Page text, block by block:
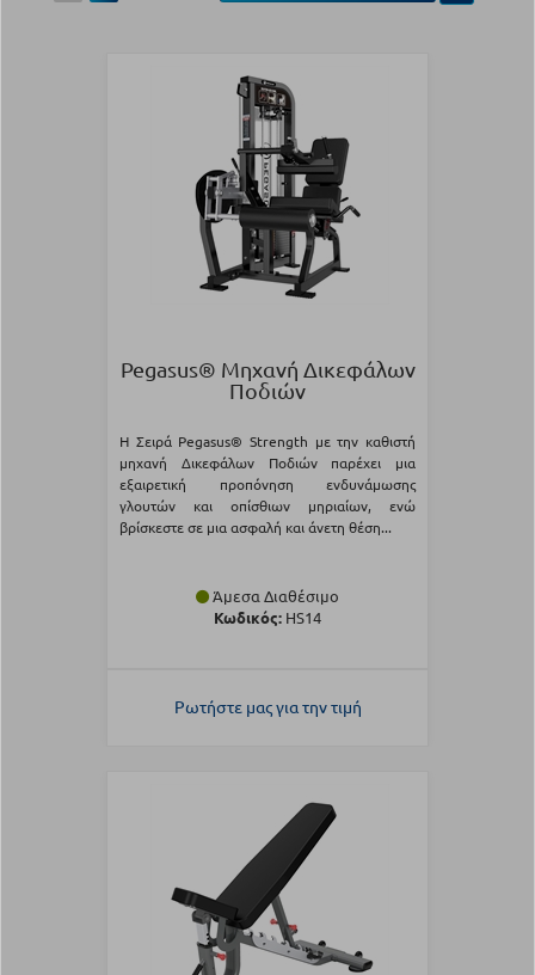
Pegasus® Μηχανή Δικεφάλων
Ποδιών
Η Σειρά Pegasus® Strength με την καθιστή
μηχανή Δικεφάλων Ποδιών παρέχει μια
εξαιρετική προπόνηση ενδυνάμωσης
γλουτών και οπίσθιων μηριαίων, ενώ
βρίσκεστε σε μια ασφαλή και άνετη θέση...
Άμεσα Διαθέσιμο
Κωδικός: HS14
Ρωτήστε μας για την τιμή